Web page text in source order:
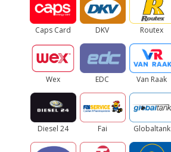
Caps Card DKV Routex
Wex EDC Van Raak
Diesel 24 Fai Globaltank